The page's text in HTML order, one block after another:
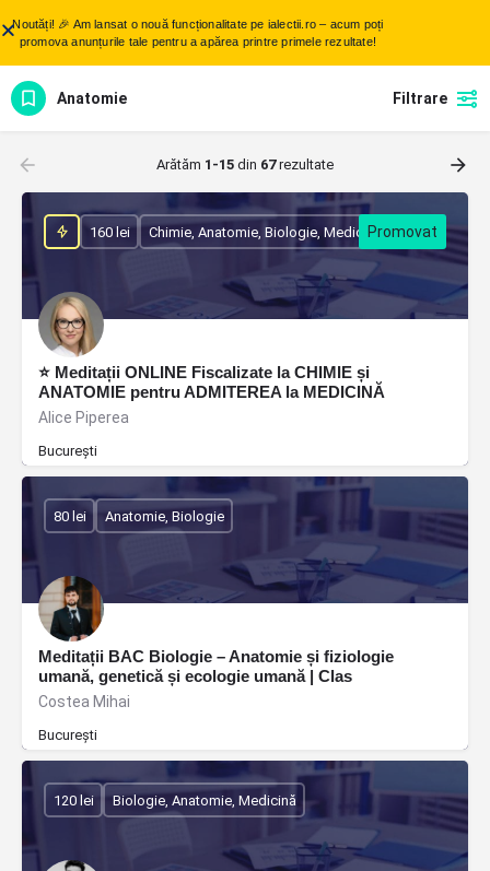
Anatomie Filtrare
Arătăm 1-15 din 67rezultate
⭐ Meditații ONLINE Fiscalizate la CHIMIE și
ANATOMIE pentru ADMITEREA la MEDICINĂ
Alice Piperea
București
160 lei Chimie, Anatomie, Biologie, Medicină
Meditații BAC Biologie – Anatomie și fiziologie
umană, genetică și ecologie umană | Clas
Costea Mihai
București
80 lei Anatomie, Biologie
120 lei Biologie, Anatomie, Medicină
Noutăți! 🎉 Am lansat o nouă funcționalitate pe ialectii.ro – acum poți
promova anunțurile tale pentru a apărea printre primele rezultate!